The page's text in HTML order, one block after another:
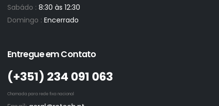
Sabádo : 8:30 às 12:30
Domingo : Encerrado
Entregue em Contato
(+351)­ 234 091 063
Chamada para rede fixa nacional